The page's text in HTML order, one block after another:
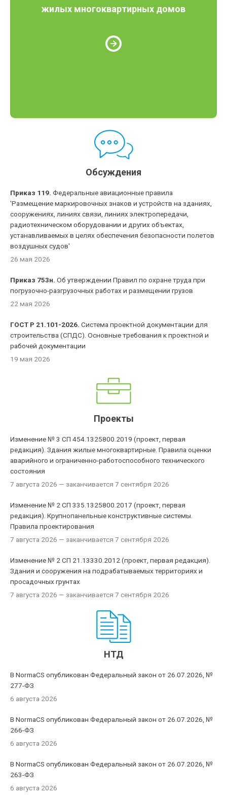
жилых многоквартирных домов
Обсуждения
Приказ 119. Федеральные авиационные правила
'Размещение маркировочных знаков и устройств на зданиях,
сооружениях, линиях связи, линиях электропередачи,
радиотехническом оборудовании и других объектах,
устанавливаемых в целях обеспечения безопасности полетов
воздушных судов'
26 мая 2026
Приказ 753н. Об утверждении Правил по охране труда при
погрузочно-разгрузочных работах и размещении грузов
22 мая 2026
ГОСТ Р 21.101-2026. Система проектной документации для
строительства (СПДС). Основные требования к проектной и
рабочей документации
19 мая 2026
Проекты
Изменение № 3 СП 454.1325800.2019 (проект, первая
редакция). Здания жилые многоквартирные. Правила оценки
аварийного и ограниченно-работоспособного технического
состояния
7 августа 2026 — заканчивается 7 сентября 2026
Изменение № 2 СП 335.1325800.2017 (проект, первая
редакция). Крупнопанельные конструктивные системы.
Правила проектирования
7 августа 2026 — заканчивается 7 сентября 2026
Изменение № 2 СП 21.13330.2012 (проект, первая редакция).
Здания и сооружения на подрабатываемых территориях и
просадочных грунтах
7 августа 2026 — заканчивается 7 сентября 2026
НТД
В NormaCS опубликован Федеральный закон от 26.07.2026, №
277-ФЗ
6 августа 2026
В NormaCS опубликован Федеральный закон от 26.07.2026, №
266-ФЗ
6 августа 2026
В NormaCS опубликован Федеральный закон от 26.07.2026, №
263-ФЗ
6 августа 2026